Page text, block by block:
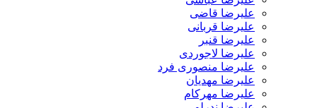
علیرضا قاضی
علیرضا قربانی
علیرضا قنبر
علیرضا لاجوردی
علیرضا منصوری فرد
علیرضا مهدیان
علیرضا مهرکام